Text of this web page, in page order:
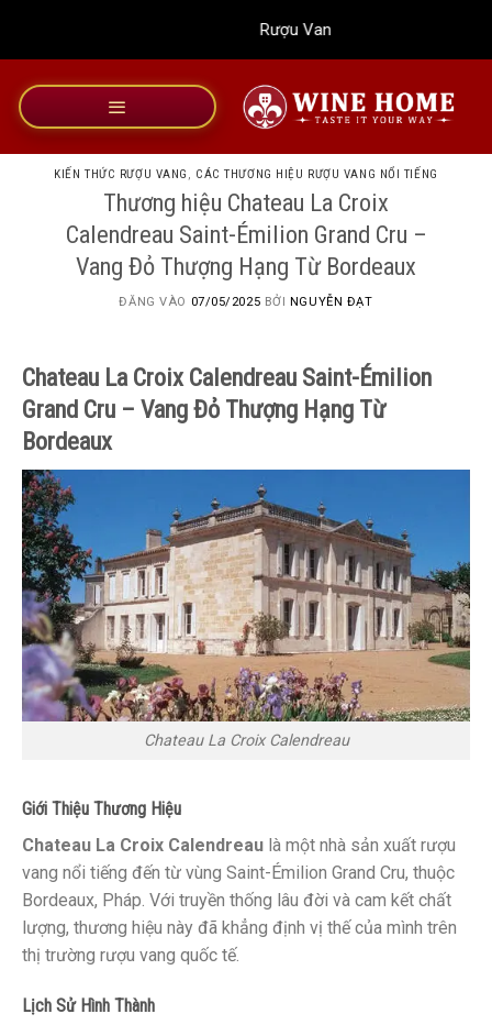
dung
Rượu Vang Wine Home
KIẾN THỨC RƯỢU VANG , CÁC THƯƠNG HIỆU RƯỢU VANG NỔI TIẾNG
Thương hiệu Chateau La Croix
Calendreau Saint-Émilion Grand Cru –
Vang Đỏ Thượng Hạng Từ Bordeaux
ĐĂNG VÀO 07/05/2025 BỞI NGUYỄN ĐẠT
Chateau La Croix Calendreau Saint-Émilion
Grand Cru – Vang Đỏ Thượng Hạng Từ
Bordeaux
Chateau La Croix Calendreau
Giới Thiệu Thương Hiệu
Chateau La Croix Calendreau là một nhà sản xuất rượu
vang nổi tiếng đến từ vùng Saint-Émilion Grand Cru, thuộc
Bordeaux, Pháp. Với truyền thống lâu đời và cam kết chất
lượng, thương hiệu này đã khẳng định vị thế của mình trên
thị trường rượu vang quốc tế.
Lịch Sử Hình Thành